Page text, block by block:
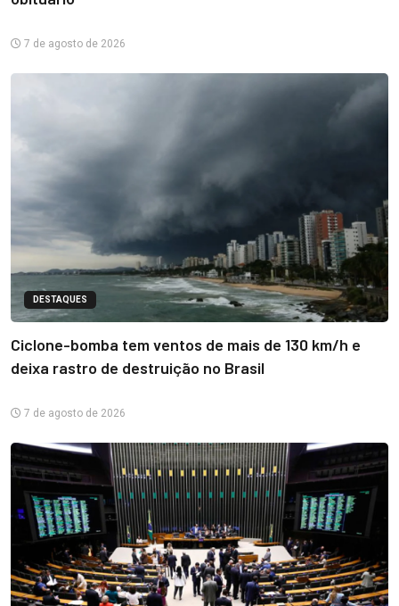
7 de agosto de 2026
DESTAQUES
Ciclone-bomba tem ventos de mais de 130 km/h e
deixa rastro de destruição no Brasil
7 de agosto de 2026